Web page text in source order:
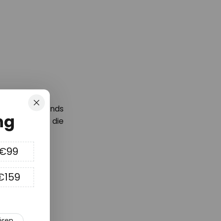
trends
die
deze merken
Sluiten